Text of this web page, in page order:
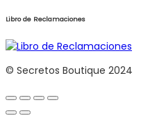
Libro de Reclamaciones
© Secretos Boutique 2024